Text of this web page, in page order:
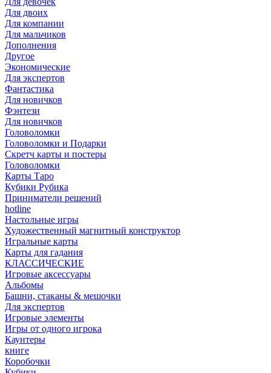
Для двоих
Для компании
Для мальчиков
Дополнения
Другое
Экономические
Для экспертов
Фантастика
Для новичков
Фэнтези
Для новичков
Головоломки
Головоломки и Подарки
Cкретч карты и постеры
Головоломки
Карты Таро
Кубики Рубика
Приниматели решений
hotline
Настольные игры
Художественный магнитный конструктор
Игральные карты
Карты для гадания
КЛАССИЧЕСКИЕ
Игровые аксессуары
Альбомы
Башни, стаканы & мешочки
Для экспертов
Игровые элементы
Игры от одного игрока
Каунтеры
книге
Коробочки